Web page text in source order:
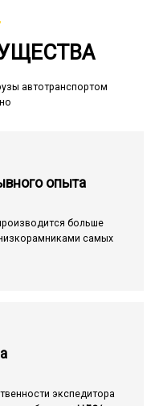
автотранспортом
опыта
больше
самых
экспедитора